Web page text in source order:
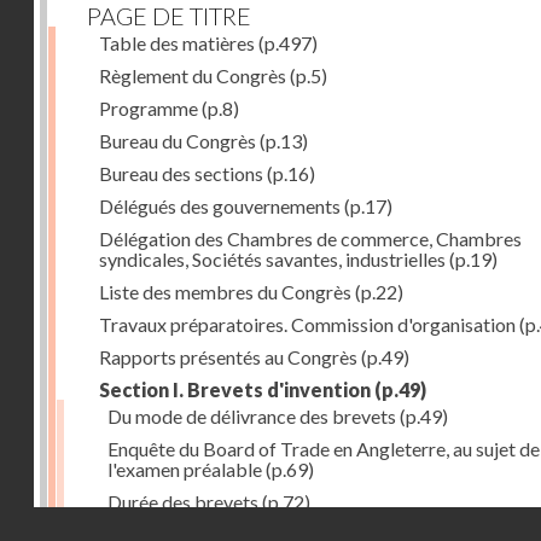
PAGE DE TITRE
Table des matières (p.497)
Règlement du Congrès (p.5)
Programme(p.8)
Bureau du Congrès (p.13)
Bureau des sections (p.16)
Délégués des gouvernements (p.17)
Délégation des Chambres de commerce, Chambres
syndicales, Sociétés savantes, industrielles (p.19)
Liste des membres du Congrès (p.22)
Travaux préparatoires. Commission d'organisation
Rapports présentés au Congrès (p.49)
Section I. Brevets d'invention (p.49)
Du mode de délivrance des brevets (p.49)
Enquête du Board of Trade en Angleterre, au sujet de
l'examen préalable(p.69)
Durée des brevets (p.72)